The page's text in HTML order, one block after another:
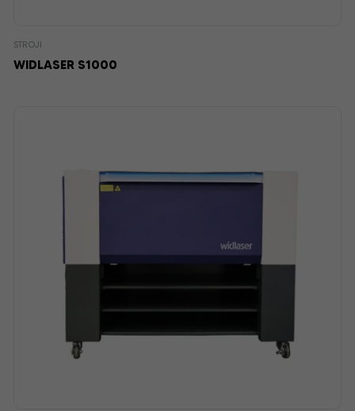
STROJI
WIDLASER S1000